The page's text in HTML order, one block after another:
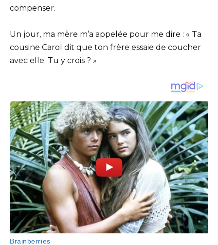
compenser.
Un jour, ma mère m’a appelée pour me dire : « Ta
cousine Carol dit que ton frère essaie de coucher
avec elle. Tu y crois ? »